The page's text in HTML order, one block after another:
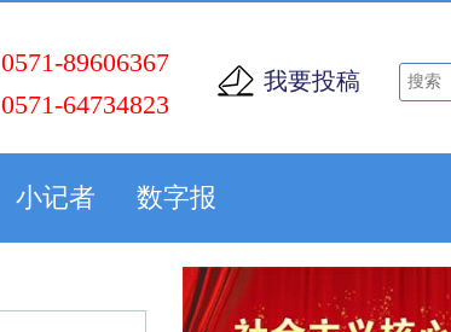
0571-89606367
0571-64734823
我要投稿
小记者 数字报